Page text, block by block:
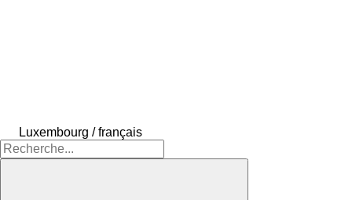
Luxembourg / français